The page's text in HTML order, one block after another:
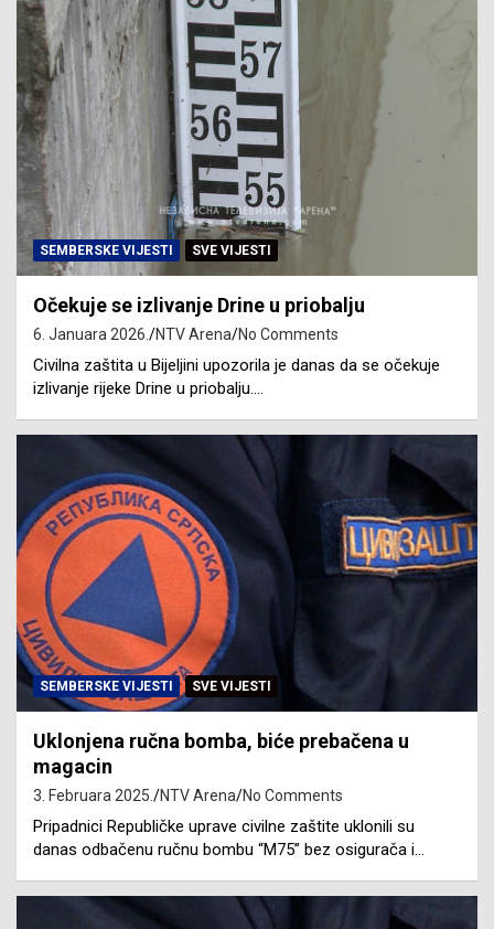
SEMBERSKE VIJESTI SVE VIJESTI
Očekuje se izlivanje Drine u priobalju
6. Januara 2026. NTV Arena No Comments
Civilna zaštita u Bijeljini upozorila je danas da se očekuje
izlivanje rijeke Drine u priobalju.…
SEMBERSKE VIJESTI SVE VIJESTI
Uklonjena ručna bomba, biće prebačena u
magacin
3. Februara 2025. NTV Arena No Comments
Pripadnici Republičke uprave civilne zaštite uklonili su
danas odbačenu ručnu bombu “M75” bez osigurača i…